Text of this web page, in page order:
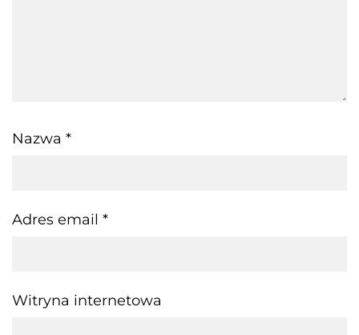
Nazwa *
Adres email *
Witryna internetowa